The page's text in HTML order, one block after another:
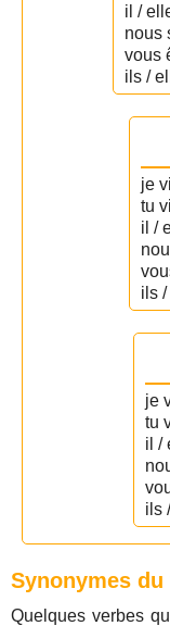
il /
nous
vous
ils /
je
tu
il /
ils
je
tu
il /
ils
Synonymes
Quelques verbes